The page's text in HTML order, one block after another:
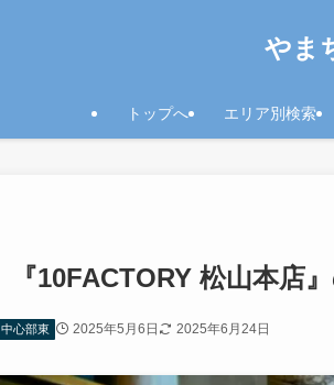
やま
トップへ エリア別検索
『10FACTORY 松山本店
中心部東 2025年5月6日 2025年6月24日